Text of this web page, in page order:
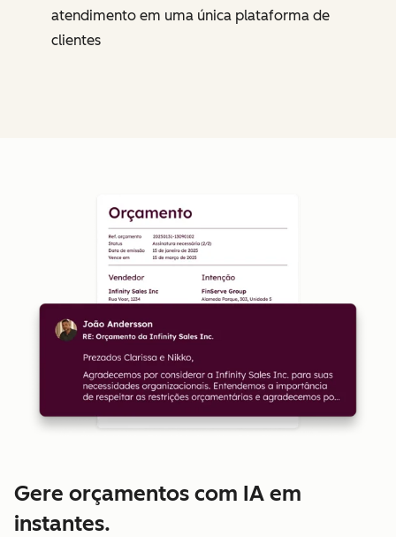
atendimento em uma única plataforma de
clientes
Gere orçamentos com IA em
instantes.